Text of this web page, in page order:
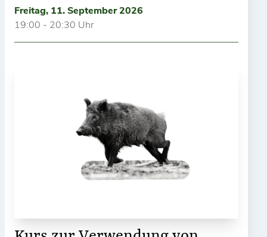
Freitag, 11. September 2026
19:00 - 20:30 Uhr